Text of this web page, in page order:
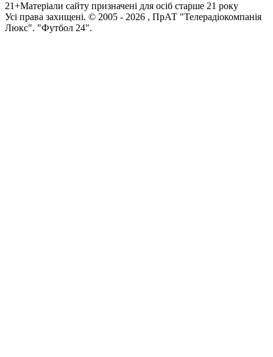
21+Матеріали сайту призначені для осіб старше 21 року
Усi права захищенi. © 2005 - 2026 , ПрАТ "Телерадіокомпанія
Люкс". "Футбол 24".